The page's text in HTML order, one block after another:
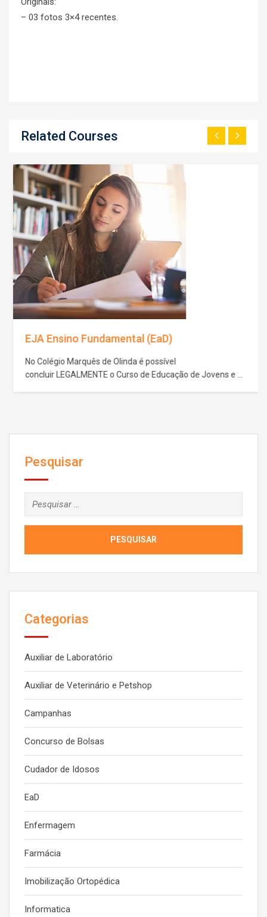
– 03 fotos 3×4 recentes.
Related Courses
EJA Ensino Fundamental (EaD)
No Colégio Marquês de Olinda é possível
concluir LEGALMENTE o Curso de Educação de Jovens e
Pesquisar
Pesquisar
por:
Categorias
Auxiliar de Laboratório
Auxiliar de Veterinário e Petshop
Campanhas
Concurso de Bolsas
Cudador de Idosos
EaD
Enfermagem
Farmácia
Imobilização Ortopédica
Informatica